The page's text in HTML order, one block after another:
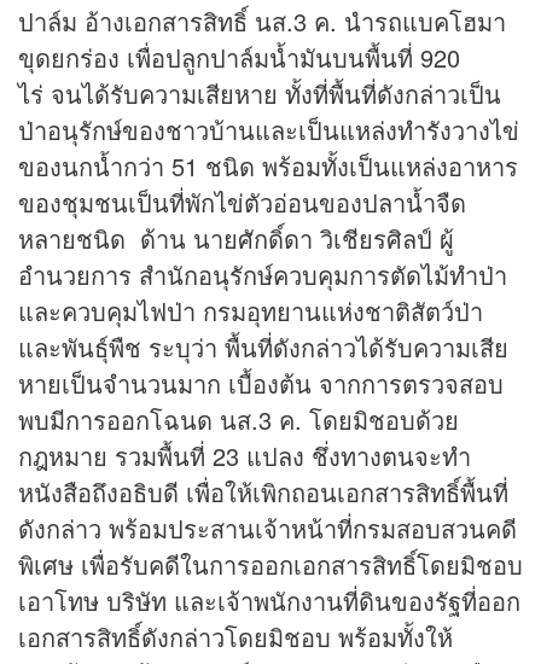
ปาล์ม อ้างเอกสารสิทธิ์ นส.3 ค. นำรถแบคโฮมา
ขุดยกร่อง เพื่อปลูกปาล์มน้ำมันบนพื้นที่ 920
ไร่ จนได้รับความเสียหาย ทั้งที่พื้นที่ดังกล่าวเป็น
ป่าอนุรักษ์ของชาวบ้านและเป็นแหล่งทำรังวางไข่
ของนกน้ำกว่า 51 ชนิด พร้อมทั้งเป็นแหล่งอาหาร
ของชุมชนเป็นที่พักไข่ตัวอ่อนของปลาน้ำจืด
หลายชนิด ด้าน นายศักดิ์ดา วิเชียรศิลป์ ผู้
อำนวยการ สำนักอนุรักษ์ควบคุมการตัดไม้ทำป่า
และควบคุมไฟป่า กรมอุทยานแห่งชาติสัตว์ป่า
และพันธุ์พืช ระบุว่า พื้นที่ดังกล่าวได้รับความเสีย
หายเป็นจำนวนมาก เบื้องต้น จากการตรวจสอบ
พบมีการออกโฉนด นส.3 ค. โดยมิชอบด้วย
กฎหมาย รวมพื้นที่ 23 แปลง ชึ่งทางตนจะทำ
หนังสือถึงอธิบดี เพื่อให้เพิกถอนเอกสารสิทธิ์พื้นที่
ดังกล่าว พร้อมประสานเจ้าหน้าที่กรมสอบสวนคดี
พิเศษ เพื่อรับคดีในการออกเอกสารสิทธิ์โดยมิชอบ
เอาโทษ บริษัท และเจ้าพนักงานที่ดินของรัฐที่ออก
เอกสารสิทธิ์ดังกล่าวโดยมิชอบ พร้อมทั้งให้